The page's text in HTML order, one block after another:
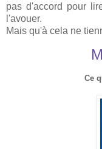
pas d'accord pour
l'avouer.
Mais qu'à cela ne
Ce